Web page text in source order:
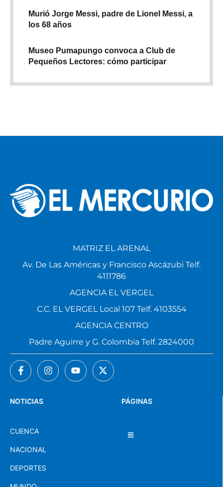
Murió Jorge Messi, padre de Lionel Messi, a
los 68 años
Museo Pumapungo convoca a Club de
Pequeños Lectores: cómo participar
PÁGINAS
NOTICIAS
CUENCA
NACIONAL
DEPORTES
MATRIZ EL ARENAL
Av. De Las Américas y Francisco Ascázubi Telf.
4111786
AGENCIA EL VERGEL
C.C. EL VERGEL Local 107 Telf. 4103554
AGENCIA CENTRO
Padre Aguirre y G. Colombia Telf. 2824000